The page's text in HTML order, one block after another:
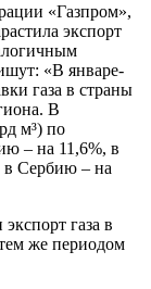
«Газпром»,
экспорт
«В январе-
газа в страны
В
м³) по
– на 11,6%, в
в Сербию – на
газа в
же периодом